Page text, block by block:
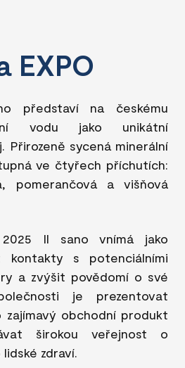
EXPO
představí na českému
vodu jako unikátní
Přirozeně sycená minerální
ve čtyřech příchutích:
pomerančová a višňová
Il sano vnímá jako
kontakty s potenciálními
a zvýšit povědomí o své
je prezentovat
zajímavý obchodní produkt
širokou veřejnost o
zdraví.